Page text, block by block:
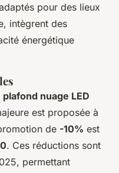
pour des lieux
intègrent des
énergétique
plafond nuage LED
est proposée à
de -10% est
. Ces réductions sont
permettant